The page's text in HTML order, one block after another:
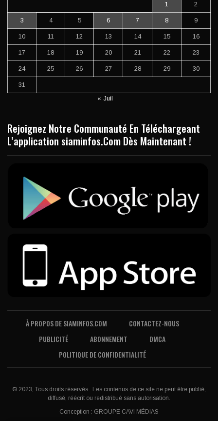
1 2
3 4 5 6 7 8 9
10 11 12 13 14 15 16
17 18 19 20 21 22 23
24 25 26 27 28 29 30
31
« Juil
Rejoignez Notre Communauté En Téléchargeant
L’application siaminfos.Com Dès Maintenant !
À PROPOS DE SIAMINFOS.COM
CONTACTEZ-NOUS
PUBLICITÉ
ABONNEMENT
DMCA
POLITIQUE DE CONFIDENTIALITÉ
© 2023, Tous droits réservés . Les contenus de ce site ne peut être publié,
diffusé, réécrit ou redistribué sans autorisation.
Conception : GROUPE CAVI MÉDIAS